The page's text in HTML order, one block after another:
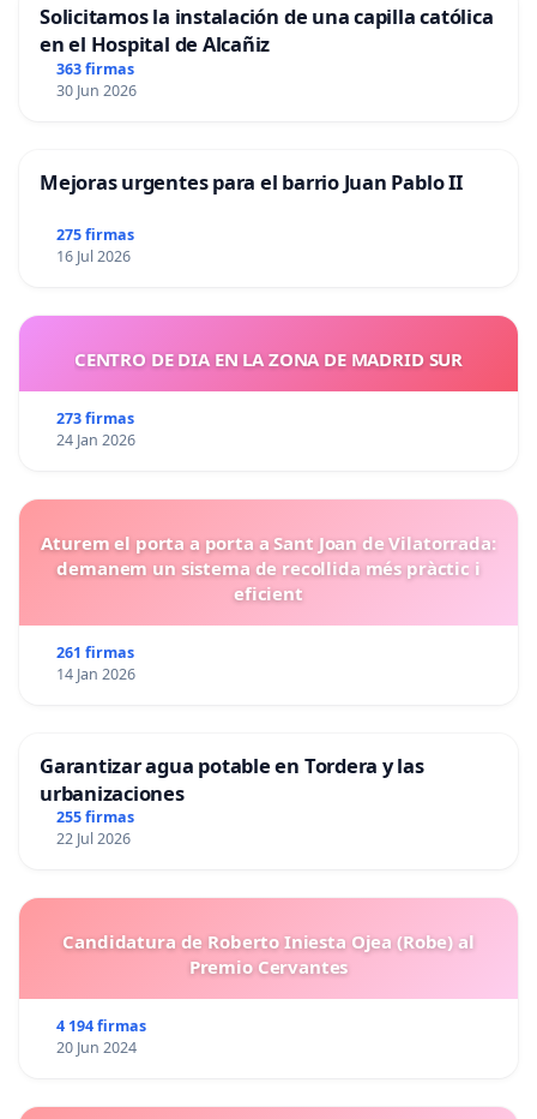
Solicitamos la instalación de una capilla católica
en el Hospital de Alcañiz
363 firmas
30 Jun 2026
Mejoras urgentes para el barrio Juan Pablo II
275 firmas
16 Jul 2026
CENTRO DE DIA EN LA ZONA DE MADRID SUR
273 firmas
24 Jan 2026
Aturem el porta a porta a Sant Joan de Vilatorrada:
demanem un sistema de recollida més pràctic i
eficient
261 firmas
14 Jan 2026
Garantizar agua potable en Tordera y las
urbanizaciones
255 firmas
22 Jul 2026
Candidatura de Roberto Iniesta Ojea (Robe) al
Premio Cervantes
4 194 firmas
20 Jun 2024